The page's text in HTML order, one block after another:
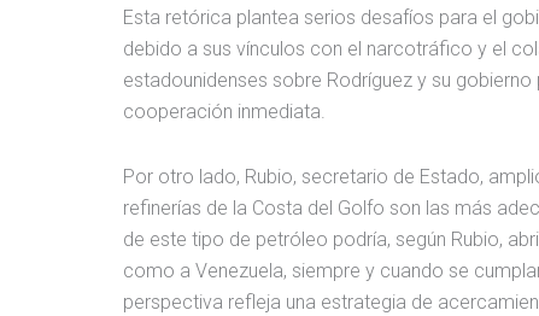
Esta retórica plantea serios desafíos para el
debido a sus vínculos con el narcotráfico y el
estadounidenses sobre Rodríguez y su
cooperación inmediata.
Por otro lado, Rubio, secretario de Estado,
refinerías de la Costa del Golfo son las más
de este tipo de petróleo podría, según Rubio,
como a Venezuela, siempre y cuando se
perspectiva refleja una estrategia de